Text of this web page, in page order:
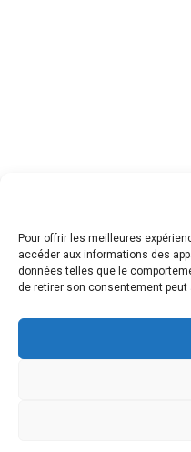
Pour offrir les meilleures
accéder aux informations des
données telles que le
de retirer son consentement